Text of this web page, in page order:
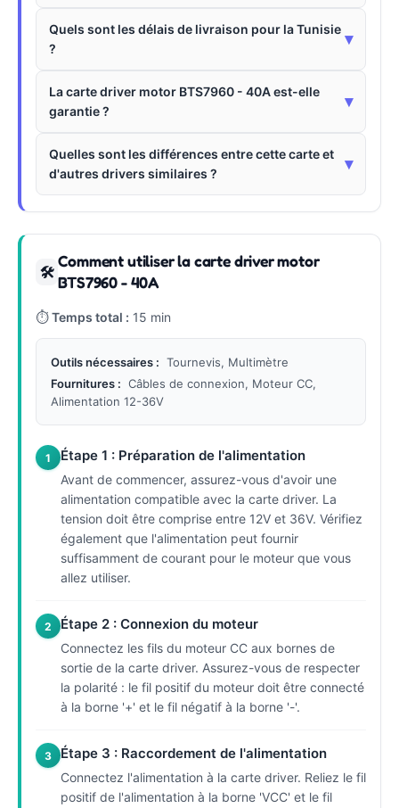
Quels sont les délais de livraison pour la Tunisie
?
▾
La carte driver motor BTS7960 - 40A est-elle
garantie ?
▾
Quelles sont les différences entre cette carte et
d'autres drivers similaires ?
▾
🛠
Comment utiliser la carte driver motor
BTS7960 - 40A
⏱Temps total : 15 min
Outils nécessaires : Tournevis, Multimètre
Fournitures : Câbles de connexion, Moteur CC,
Alimentation 12-36V
1 Étape 1 : Préparation de l'alimentation
Avant de commencer, assurez-vous d'avoir une
alimentation compatible avec la carte driver. La
tension doit être comprise entre 12V et 36V. Vérifiez
également que l'alimentation peut fournir
suffisamment de courant pour le moteur que vous
allez utiliser.
2 Étape 2 : Connexion du moteur
Connectez les fils du moteur CC aux bornes de
sortie de la carte driver. Assurez-vous de respecter
la polarité : le fil positif du moteur doit être connecté
à la borne '+' et le fil négatif à la borne '-'.
3 Étape 3 : Raccordement de l'alimentation
Connectez l'alimentation à la carte driver. Reliez le fil
positif de l'alimentation à la borne 'VCC' et le fil